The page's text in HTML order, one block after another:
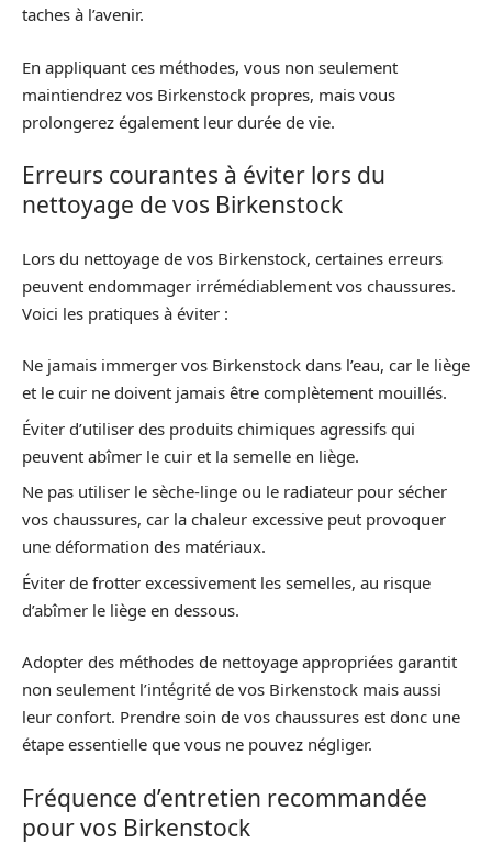
taches à l’avenir.
En appliquant ces méthodes, vous non seulement
maintiendrez vos Birkenstock propres, mais vous
prolongerez également leur durée de vie.
Erreurs courantes à éviter lors du
nettoyage de vos Birkenstock
Lors du nettoyage de vos Birkenstock, certaines erreurs
peuvent endommager irrémédiablement vos chaussures.
Voici les pratiques à éviter :
Ne jamais immerger vos Birkenstock dans l’eau, car le liège
et le cuir ne doivent jamais être complètement mouillés.
Éviter d’utiliser des produits chimiques agressifs qui
peuvent abîmer le cuir et la semelle en liège.
Ne pas utiliser le sèche-linge ou le radiateur pour sécher
vos chaussures, car la chaleur excessive peut provoquer
une déformation des matériaux.
Éviter de frotter excessivement les semelles, au risque
d’abîmer le liège en dessous.
Adopter des méthodes de nettoyage appropriées garantit
non seulement l’intégrité de vos Birkenstock mais aussi
leur confort. Prendre soin de vos chaussures est donc une
étape essentielle que vous ne pouvez négliger.
Fréquence d’entretien recommandée
pour vos Birkenstock